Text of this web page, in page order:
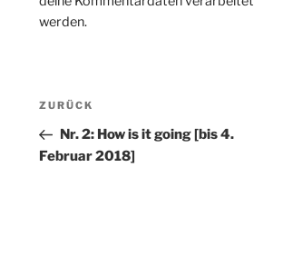
werden.
Beitragsnavigation
Vorheriger
Beitrag
ZURÜCK
Nr. 2: How is it going [bis 4.
Februar 2018]